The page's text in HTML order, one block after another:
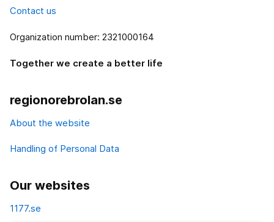
Contact us
Organization number: 2321000164
Together we create a better life
regionorebrolan.se
About the website
Handling of Personal Data
Our websites
1177.se